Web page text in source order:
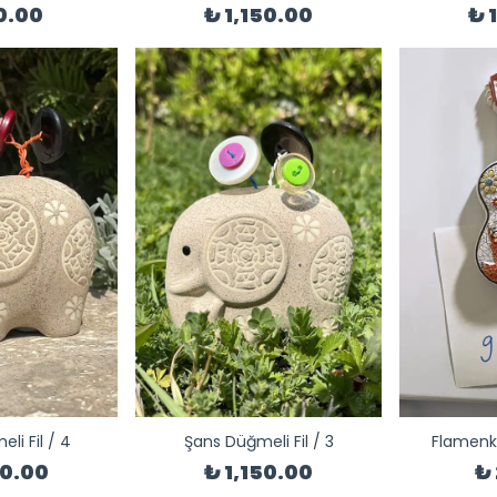
₺ 1,150.00 ₺
Fil / 4 Şans Düğmeli Fil / 3
₺ 1,150.00 ₺